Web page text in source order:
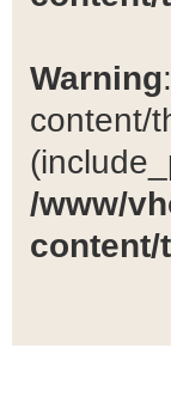
Warning
content/
/www/
content/